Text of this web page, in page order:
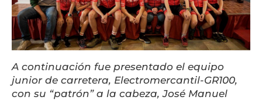
A continuación fue presentado el equipo
junior de carretera, Electromercantil-GR100,
con su “patrón” a la cabeza, José Manuel